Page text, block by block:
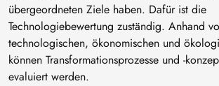
übergeordneten Ziele haben. Dafür ist die
Technologiebewertung zuständig. Anhand
technologischen, ökonomischen und
können Transformationsprozesse und -
evaluiert werden.